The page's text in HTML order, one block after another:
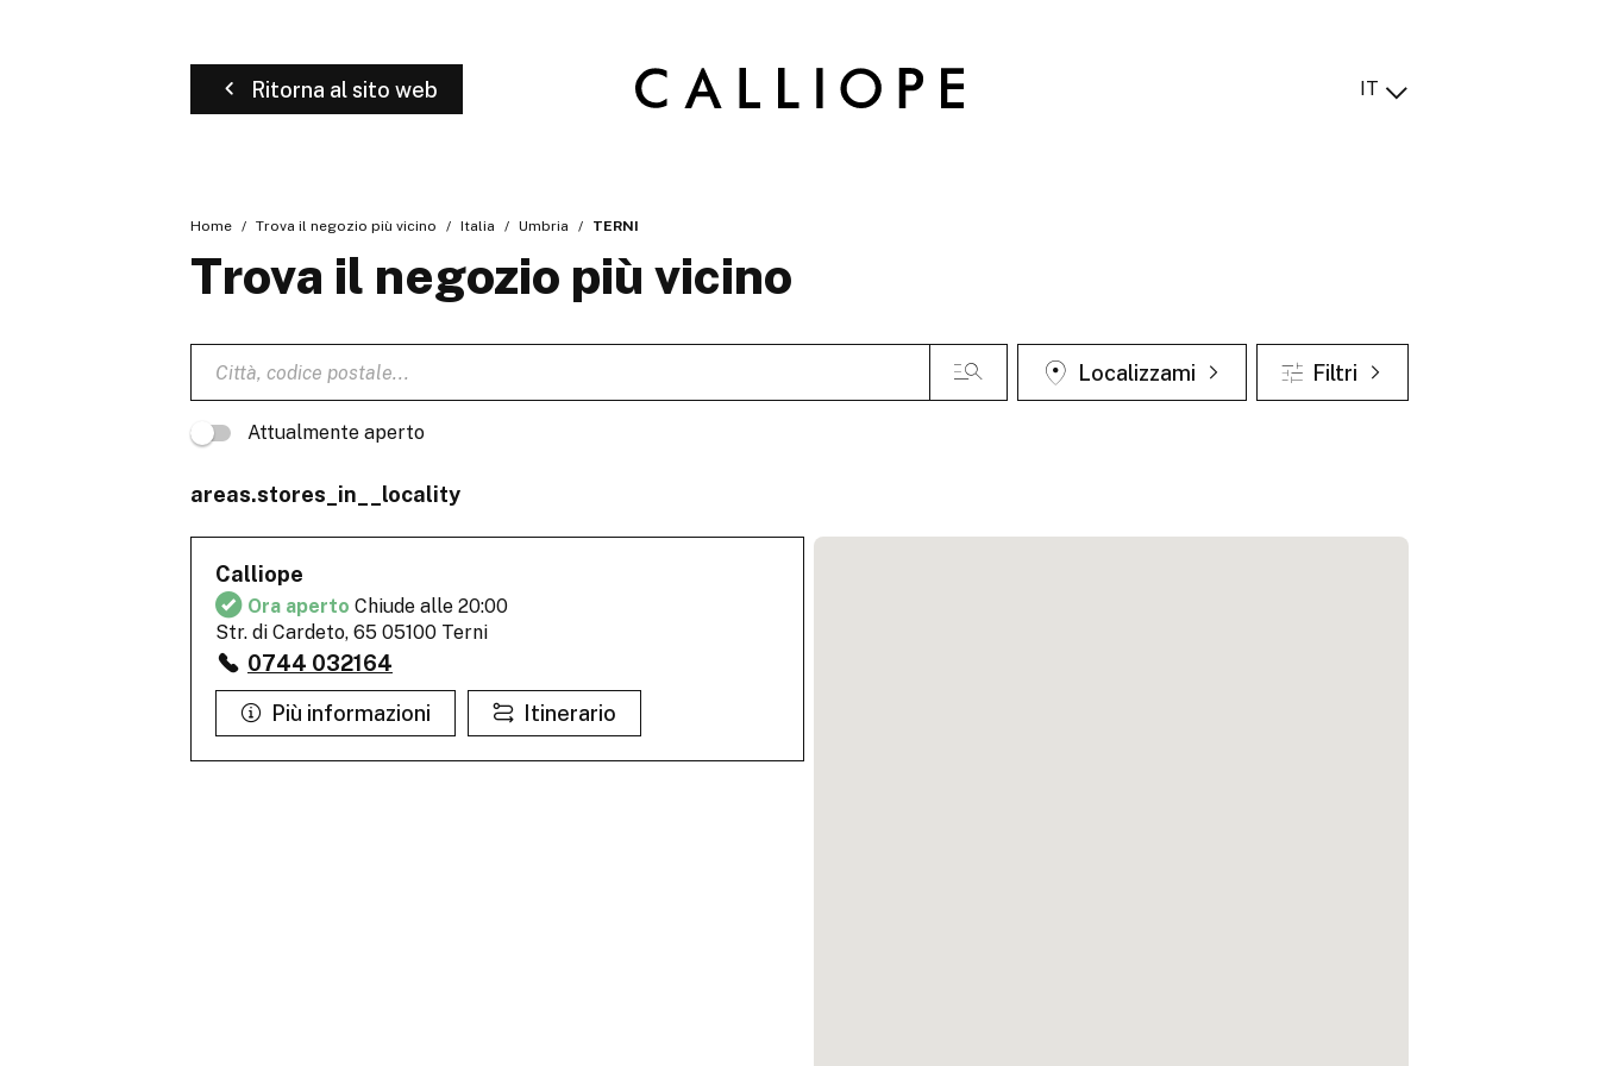
Ritorna al sito web IT
Home Trova il negozio più vicino Italia Umbria TERNI
Trova il negozio più vicino
Localizzami Filtri
Attualmente aperto
areas.stores_in__locality
Calliope
Ora aperto Chiude alle 20:00
Str. di Cardeto, 65 05100 Terni
0744 032164
Più informazioni
Itinerario